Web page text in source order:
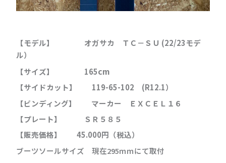
【モデル】 オガサカ ＴＣ－ＳＵ (22/23モデ
ル）
【サイズ】 165cm
【サイドカット】 119-65-102 (R12.1）
【ビンディング】 マーカー ＥＸＣＥＬ１６
【プレート】 ＳＲ５８５
【販売価格】 45.000円（税込）
ブーツソールサイズ 現在295ｍｍにて取付